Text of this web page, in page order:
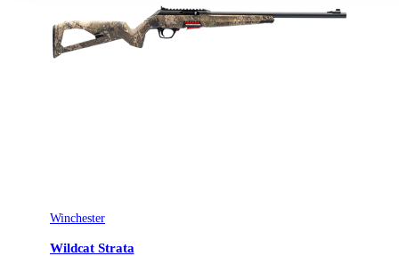
Winchester
Wildcat Strata